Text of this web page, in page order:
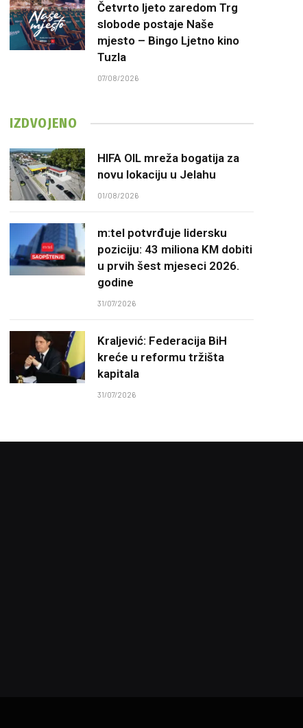
Četvrto ljeto zaredom Trg
slobode postaje Naše
mjesto – Bingo Ljetno kino
Tuzla
07/08/2026
IZDVOJENO
HIFA OIL mreža bogatija za
novu lokaciju u Jelahu
01/08/2026
m:tel potvrđuje lidersku
poziciju: 43 miliona KM dobiti
u prvih šest mjeseci 2026.
godine
31/07/2026
Kraljević: Federacija BiH
kreće u reformu tržišta
kapitala
31/07/2026